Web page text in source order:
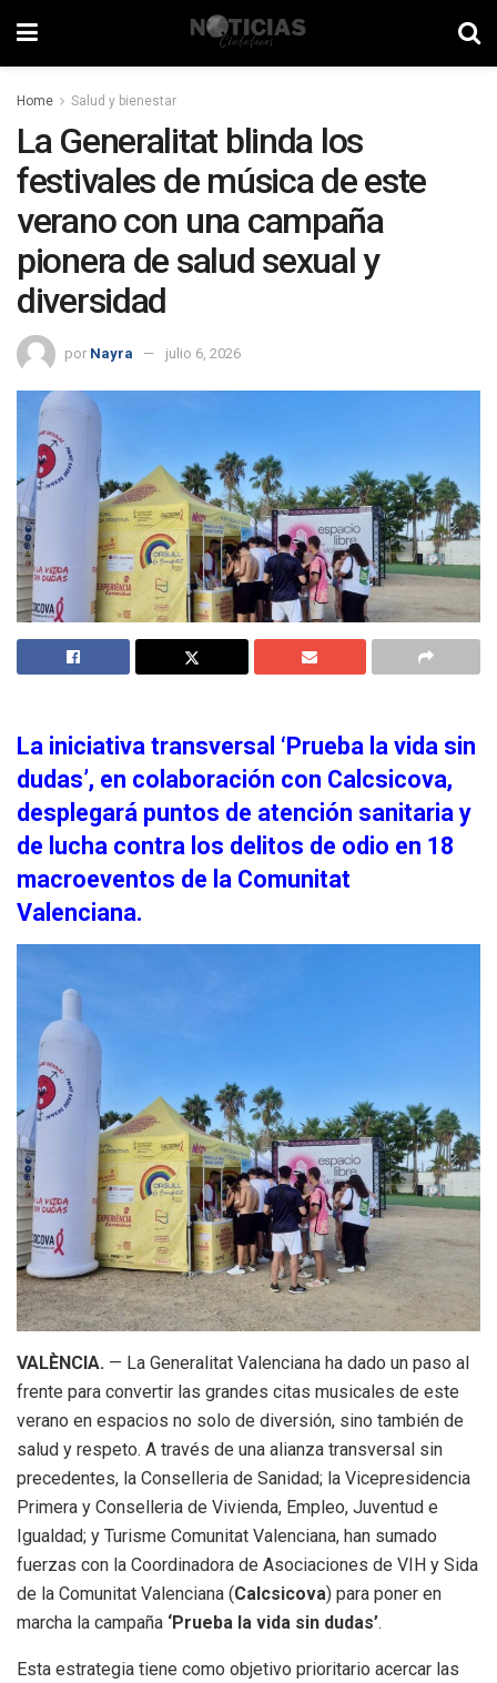
Home Salud y bienestar
La Generalitat blinda los
festivales de música de este
verano con una campaña
pionera de salud sexual y
diversidad
por Nayra julio 6, 2026
La iniciativa transversal ‘Prueba la vida sin
dudas’, en colaboración con Calcsicova,
desplegará puntos de atención sanitaria y
de lucha contra los delitos de odio en 18
macroeventos de la Comunitat
Valenciana.
VALÈNCIA. — La Generalitat Valenciana ha dado un paso al
frente para convertir las grandes citas musicales de este
verano en espacios no solo de diversión, sino también de
salud y respeto. A través de una alianza transversal sin
precedentes, la Conselleria de Sanidad; la Vicepresidencia
Primera y Conselleria de Vivienda, Empleo, Juventud e
Igualdad; y Turisme Comunitat Valenciana, han sumado
fuerzas con la Coordinadora de Asociaciones de VIH y Sida
de la Comunitat Valenciana (Calcsicova) para poner en
marcha la campaña ‘Prueba la vida sin dudas’.
Esta estrategia tiene como objetivo prioritario acercar las